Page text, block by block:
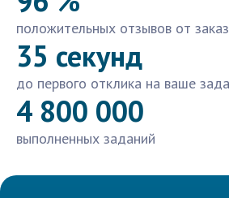
положительных отзывов от
35 секунд
до первого отклика на ваше
4 800 000
выполненных заданий